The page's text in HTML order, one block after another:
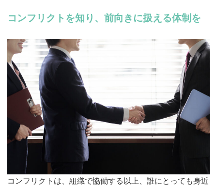
コンフリクトを知り、前向きに扱える体制を
コンフリクトは、組織で協働する以上、誰にとっても身近